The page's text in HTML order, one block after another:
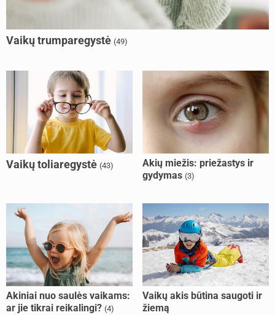
Vaikų trumparegystė (49)
Vaikų toliaregystė (43)
Akių miežis: priežastys ir
gydymas (3)
Akiniai nuo saulės vaikams:
ar jie tikrai reikalingi? (4)
Vaikų akis būtina saugoti ir
žiemą